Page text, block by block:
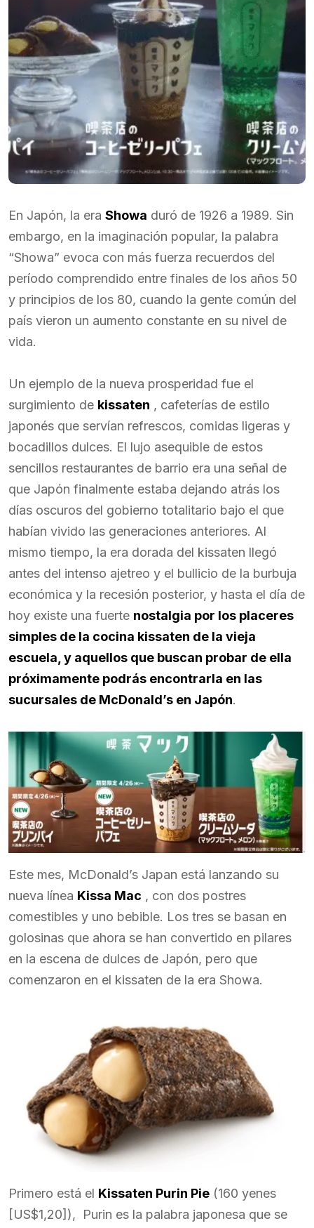
En Japón, la era Showa duró de 1926 a 1989. Sin
embargo, en la imaginación popular, la palabra
“Showa” evoca con más fuerza recuerdos del
período comprendido entre finales de los años 50
y principios de los 80, cuando la gente común del
país vieron un aumento constante en su nivel de
vida.
Un ejemplo de la nueva prosperidad fue el
surgimiento de kissaten , cafeterías de estilo
japonés que servían refrescos, comidas ligeras y
bocadillos dulces. El lujo asequible de estos
sencillos restaurantes de barrio era una señal de
que Japón finalmente estaba dejando atrás los
días oscuros del gobierno totalitario bajo el que
habían vivido las generaciones anteriores. Al
mismo tiempo, la era dorada del kissaten llegó
antes del intenso ajetreo y el bullicio de la burbuja
económica y la recesión posterior, y hasta el día de
hoy existe una fuerte nostalgia por los placeres
simples de la cocina kissaten de la vieja
escuela, y aquellos que buscan probar de ella
próximamente podrás encontrarla en las
sucursales de McDonald’s en Japón.
Este mes, McDonald’s Japan está lanzando su
nueva línea Kissa Mac , con dos postres
comestibles y uno bebible. Los tres se basan en
golosinas que ahora se han convertido en pilares
en la escena de dulces de Japón, pero que
comenzaron en el kissaten de la era Showa.
Primero está el Kissaten Purin Pie (160 yenes
[US$1,20]), Purin es la palabra japonesa que se